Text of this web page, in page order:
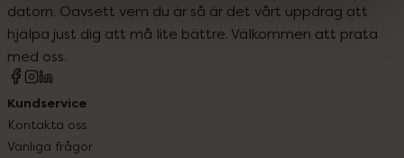
datorn. Oavsett vem du är så är det vårt uppdrag att
hjälpa just dig att må lite bättre. Välkommen att prata
med oss.
Kundservice
Kontakta oss
Vanliga frågor